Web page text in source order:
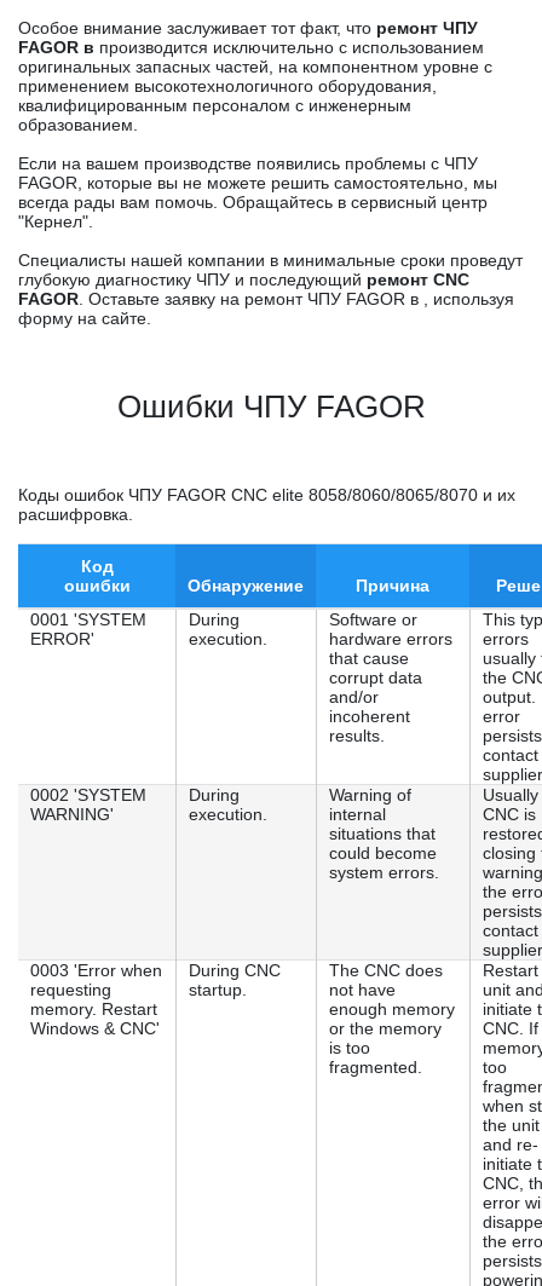
Особое внимание заслуживает тот факт, что ремонт ЧПУ
FAGOR в производится исключительно с использованием
оригинальных запасных частей, на компонентном уровне с
применением высокотехнологичного оборудования,
квалифицированным персоналом с инженерным
образованием.
Если на вашем производстве появились проблемы с ЧПУ
FAGOR, которые вы не можете решить самостоятельно, мы
всегда рады вам помочь. Обращайтесь в сервисный центр
"Кернел".
Специалисты нашей компании в минимальные сроки проведут
глубокую диагностику ЧПУ и последующий ремонт CNC
FAGOR . Оставьте заявку на ремонт ЧПУ FAGOR в , используя
форму на сайте.
Ошибки ЧПУ FAGOR
Коды ошибок ЧПУ FAGOR CNC elite 8058/8060/8065/8070 и их
расшифровка.
Код
ошибки
Обнаружение Причина
0001 'SYSTEM
ERROR'
During
execution.
Software or
hardware errors
that cause
corrupt data
and/or
incoherent
results.
This
errors
usually
the
output.
error
0002 'SYSTEM
WARNING'
During
execution.
Warning of
internal
situations that
could become
system errors.
CNC is
closing
the
0003 'Error when
requesting
memory. Restart
Windows & CNC'
During CNC
startup.
The CNC does
not have
enough memory
or the memory
is too
fragmented.
unit
initiate
CNC.
too
when
the
and re-
initiate
CNC,
error
the